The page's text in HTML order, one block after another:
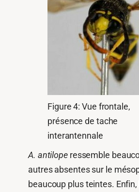
Figure 4: Vue frontale,
présence de tache
interantennale
A. antiloperessemble
autres absentes sur le
beaucoup plus teintes.